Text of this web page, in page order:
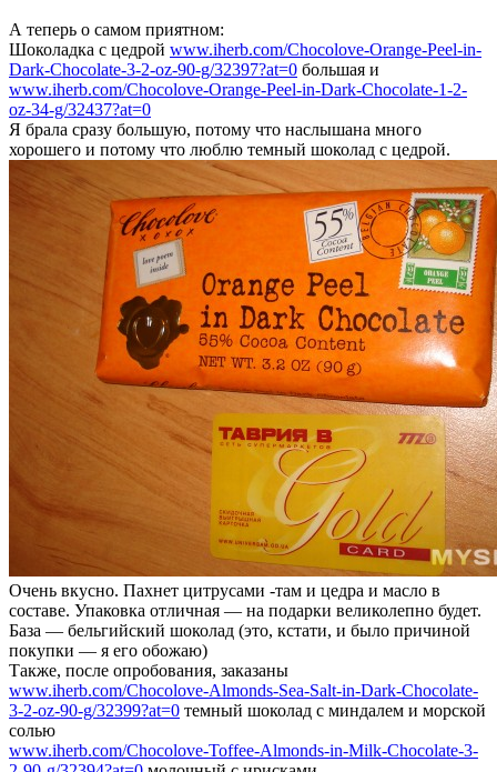
А теперь о самом приятном:
Шоколадка с цедрой www.iherb.com/Chocolove-Orange-Peel-in-
Dark-Chocolate-3-2-oz-90-g/32397?at=0 большая и
www.iherb.com/Chocolove-Orange-Peel-in-Dark-Chocolate-1-2-
oz-34-g/32437?at=0
Я брала сразу большую, потому что наслышана много
хорошего и потому что люблю темный шоколад с цедрой.
Очень вкусно. Пахнет цитрусами -там и цедра и масло в
составе. Упаковка отличная — на подарки великолепно будет.
База — бельгийский шоколад (это, кстати, и было причиной
покупки — я его обожаю)
Также, после опробования, заказаны
www.iherb.com/Chocolove-Almonds-Sea-Salt-in-Dark-Chocolate-
3-2-oz-90-g/32399?at=0 темный шоколад с миндалем и морской
солью
www.iherb.com/Chocolove-Toffee-Almonds-in-Milk-Chocolate-3-